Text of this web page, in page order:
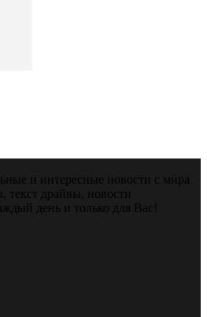
и интересные новости с мира
текст драйвы, новости
день и только для Вас!